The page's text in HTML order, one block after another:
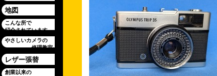
地図
こんな所で
紹介されています
やさしいカメラの
修理教室
レザー張替
創業以来の